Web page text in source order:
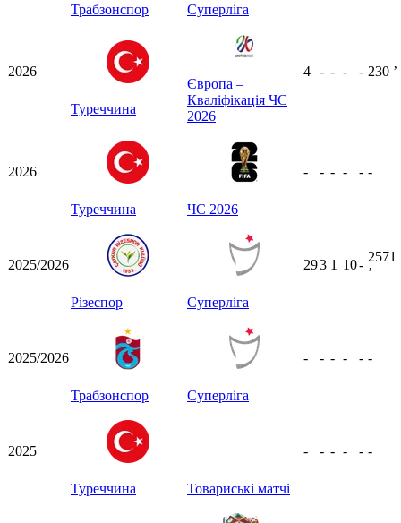
Трабзонспор Суперліга
2026
Туреччина
Європа –
Кваліфікація ЧС
2026
4 - - - - 230 ʼ
2026
Туреччина ЧС 2026
- - - - - -
2025/2026
Різеспор Суперліга
293 1 10-
2571
ʼ
2025/2026
Трабзонспор Суперліга
- - - - - -
2025
Туреччина Товариські матчі
- - - - - -